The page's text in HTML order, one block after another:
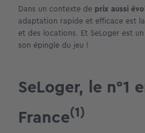
Dans un contexte de prix aussi
adaptation rapide et efficace est
et des locations. Et SeLoger est
son épingle du jeu !
SeLoger, le n°1
France(1)